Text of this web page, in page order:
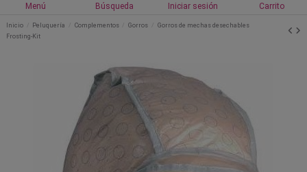
Menú Búsqueda Iniciar sesión Carrito
Inicio Peluquería Complementos Gorros
Gorros de mechas desechables
Frosting-Kit